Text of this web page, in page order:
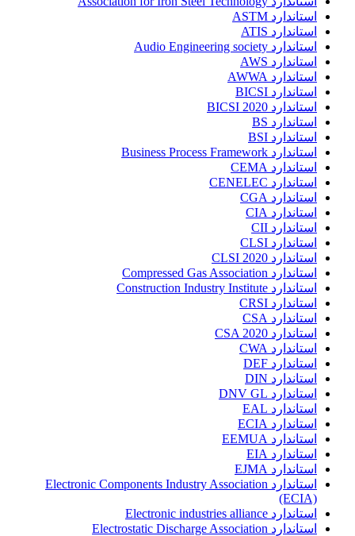
استاندارد ASTM
استاندارد ATIS
استاندارد Audio Engineering society
استاندارد AWS
استاندارد AWWA
استاندارد BICSI
استاندارد BICSI 2020
استاندارد BS
استاندارد BSI
استاندارد Business Process Framework
استاندارد CEMA
استاندارد CENELEC
استاندارد CGA
استاندارد CIA
استاندارد CII
استاندارد CLSI
استاندارد CLSI 2020
استاندارد Compressed Gas Association
استاندارد Construction Industry Institute
استاندارد CRSI
استاندارد CSA
استاندارد CSA 2020
استاندارد CWA
استاندارد DEF
استاندارد DIN
استاندارد DNV GL
استاندارد EAL
استاندارد ECIA
استاندارد EEMUA
استاندارد EIA
استاندارد EJMA
استاندارد Electronic Components Industry Association
(ECIA)
استاندارد Electronic industries alliance
استاندارد Electrostatic Discharge Association